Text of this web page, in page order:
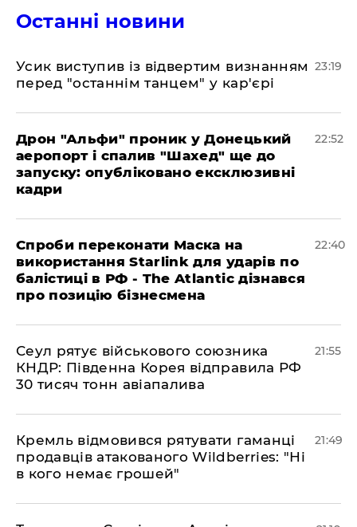
Останні новини
​Усик виступив із відвертим визнанням
перед "останнім танцем" у кар'єрі
23:19
​Дрон "Альфи" проник у Донецький
аеропорт і спалив "Шахед" ще до
запуску: опубліковано ексклюзивні
кадри
22:52
​Спроби переконати Маска на
використання Starlink для ударів по
балістиці в РФ - The Atlantic дізнався
про позицію бізнесмена
22:40
​Сеул рятує військового союзника
КНДР: Південна Корея відправила РФ
30 тисяч тонн авіапалива
21:55
​Кремль відмовився рятувати гаманці
продавців атакованого Wildberries: "Ні
в кого немає грошей"
21:49